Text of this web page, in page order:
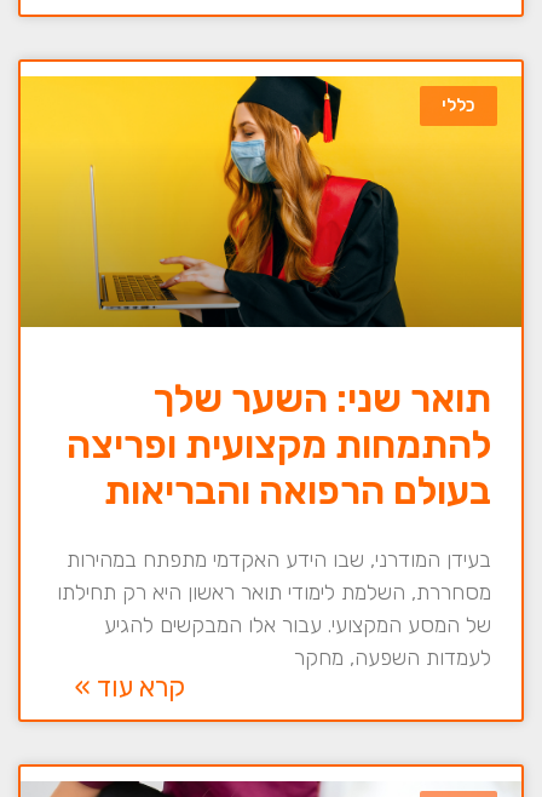
כללי
תואר שני: השער שלך
להתמחות מקצועית ופריצה
בעולם הרפואה והבריאות
בעידן המודרני, שבו הידע האקדמי מתפתח במהירות
מסחררת, השלמת לימודי תואר ראשון היא רק תחילתו
של המסע המקצועי. עבור אלו המבקשים להגיע
לעמדות השפעה, מחקר
קרא עוד »